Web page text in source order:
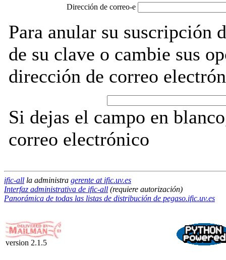
Dirección de correo-e
Para anular su suscripción
de su clave o cambie sus
dirección de correo
Si dejas el campo en
correo electrónico
ific-all la administra gerente at ific.uv.es
Interfaz administrativa de ific-all (requiere autorización)
Panorámica de todas las listas de distribución de pegaso.ific.uv.es
version 2.1.5